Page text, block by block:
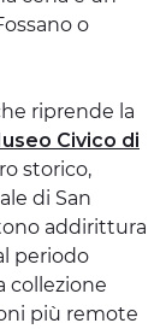
o
riprende la
Civico di
storico,
di San
addirittura
periodo
collezione
più remote